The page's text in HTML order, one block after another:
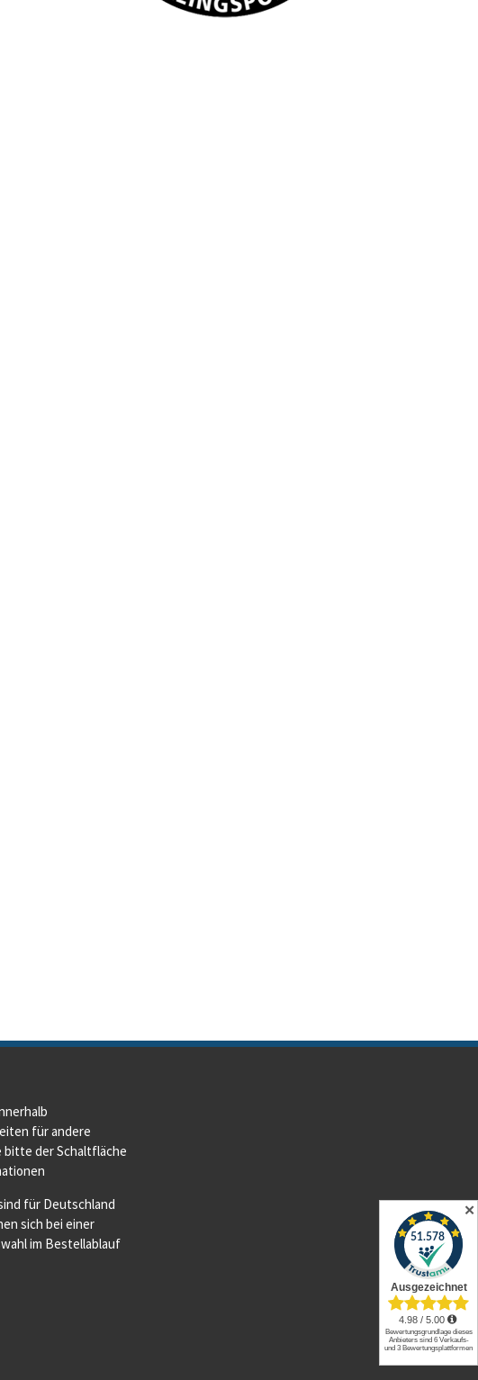
für andere
bitte der Schaltfläche
für Deutschland
sich bei einer
im Bestellablauf
✕